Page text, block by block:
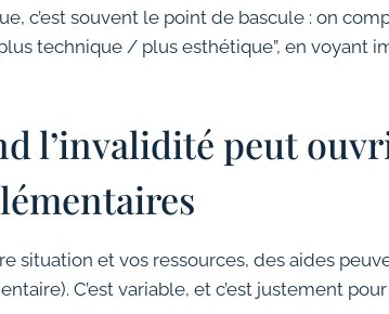
c’est souvent le point de bascule : on
technique / plus esthétique”, en voyant
l’invalidité peut
situation et vos ressources, des aides
C’est variable, et c’est justement